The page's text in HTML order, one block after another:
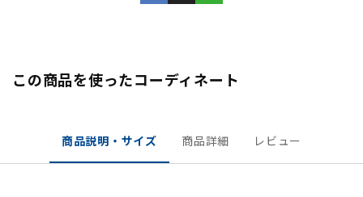
この商品を使ったコーディネート
商品説明・サイズ 商品詳細 レビュー